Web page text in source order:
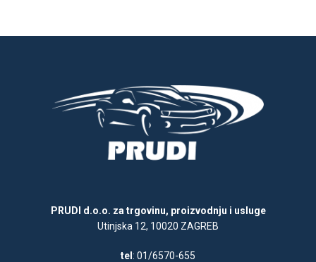
PRUDI d.o.o. za trgovinu, proizvodnju i usluge
Utinjska 12, 10020 ZAGREB
tel : 01/6570-655